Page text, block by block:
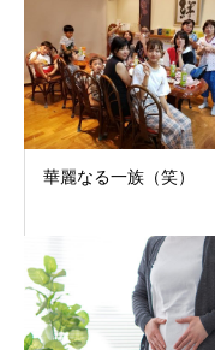
華麗なる一族（笑）